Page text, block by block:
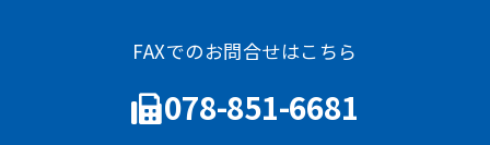
FAXでのお問合せはこちら
078-851-6681